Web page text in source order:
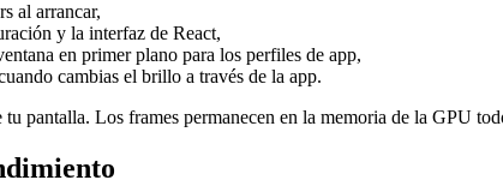
al arrancar,
y la interfaz de React,
en primer plano para los perfiles de app,
cambias el brillo a través de la app.
tu pantalla. Los frames permanecen en la memoria de la GPU